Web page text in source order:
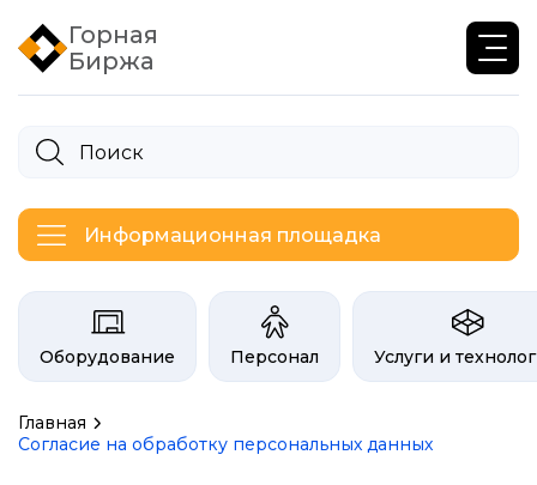
Горная
Биржа
Информационная площадка
Категории на бирже Инфогор
Оборудование Персонал Услуги и
Главная
Согласие на обработку персональных данных